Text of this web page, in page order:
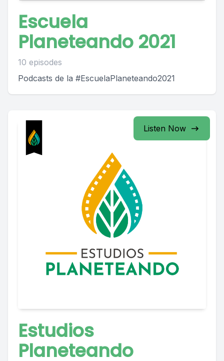
Escuela
Planeteando 2021
10 episodes
Podcasts de la #EscuelaPlaneteando2021
Listen Now
Estudios
Planeteando